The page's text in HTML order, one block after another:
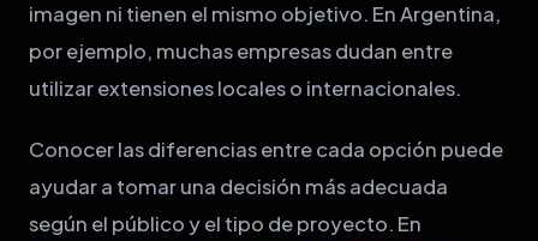
imagen ni tienen el mismo objetivo. En Argentina,
por ejemplo, muchas empresas dudan entre
utilizar extensiones locales o internacionales.
Conocer las diferencias entre cada opción puede
ayudar a tomar una decisión más adecuada
según el público y el tipo de proyecto. En